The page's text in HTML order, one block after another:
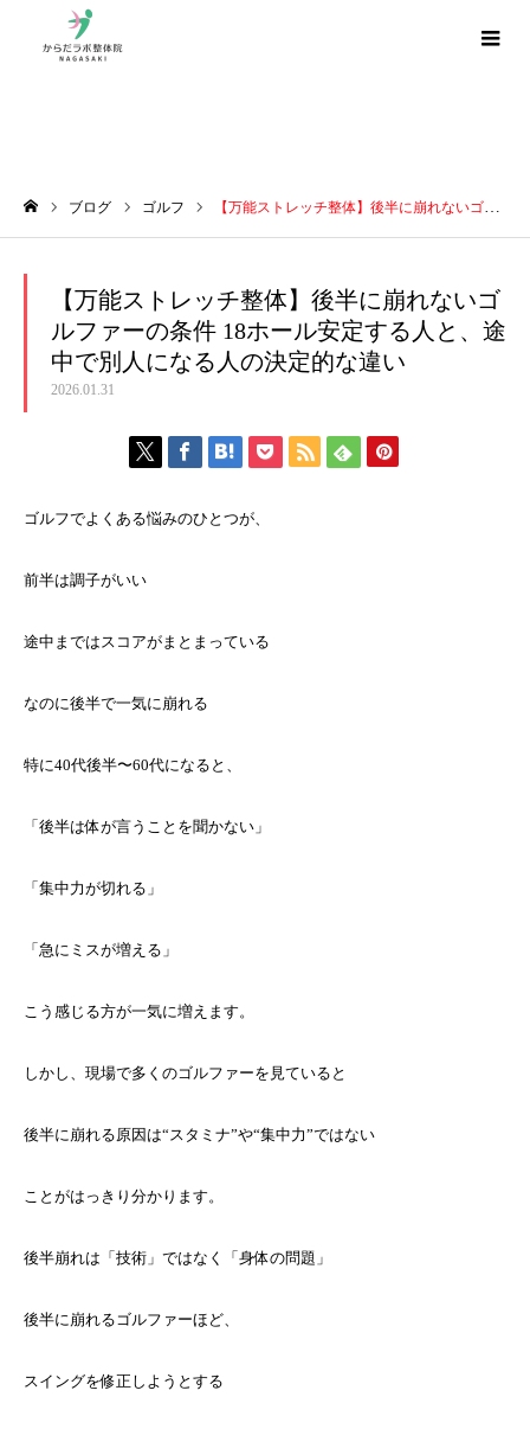
ブログ ゴルフ 【万能ストレッチ整体】後半に崩れないゴルファーの条件 18ホール安定する人と、途中で別人になる人の決定的な違い
【万能ストレッチ整体】後半に崩れないゴ
ルファーの条件 18ホール安定する人と、途
中で別人になる人の決定的な違い
2026.01.31
ゴルフでよくある悩みのひとつが、
前半は調子がいい
途中まではスコアがまとまっている
なのに後半で一気に崩れる
特に40代後半〜60代になると、
「後半は体が言うことを聞かない」
「集中力が切れる」
「急にミスが増える」
こう感じる方が一気に増えます。
しかし、現場で多くのゴルファーを見ていると
後半に崩れる原因は“スタミナ”や“集中力”ではない
ことがはっきり分かります。
後半崩れは「技術」ではなく「身体の問題」
後半に崩れるゴルファーほど、
スイングを修正しようとする